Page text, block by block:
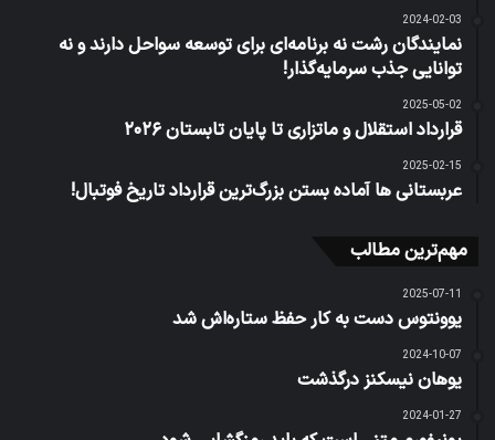
2024-02-03
نمایندگان رشت نه برنامه‌ای برای توسعه سواحل دارند و نه
توانایی جذب سرمایه‌گذار!
2025-05-02
قرارداد استقلال و ماتزاری تا پایان تابستان ۲۰۲۶
2025-02-15
عربستانی ها آماده بستن بزرگ‌ترین قرارداد تاریخ فوتبال!
مهم‌ترین مطالب
2025-07-11
یوونتوس دست به کار حفظ ستاره‌اش شد
2024-10-07
یوهان نیسکنز درگذشت
2024-01-27